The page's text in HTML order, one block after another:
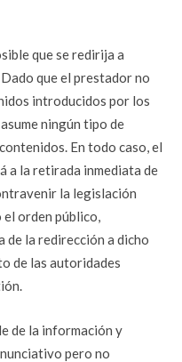
que se redirija a
que el prestador no
introducidos por los
ningún tipo de
En todo caso, el
a la retirada inmediata de
la legislación
orden público,
de la redirección a dicho
de las autoridades
de la información y
pero no